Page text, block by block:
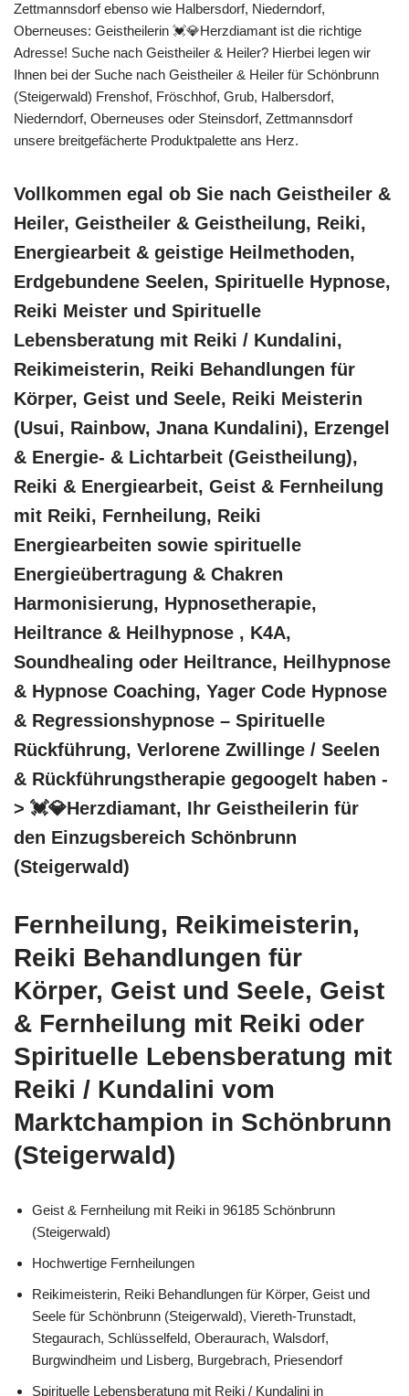
Zettmannsdorf ebenso wie Halbersdorf, Niederndorf,
Oberneuses: Geistheilerin 💓️💎Herzdiamant ist die richtige
Adresse! Suche nach Geistheiler & Heiler? Hierbei legen wir
Ihnen bei der Suche nach Geistheiler & Heiler für Schönbrunn
(Steigerwald) Frenshof, Fröschhof, Grub, Halbersdorf,
Niederndorf, Oberneuses oder Steinsdorf, Zettmannsdorf
unsere breitgefächerte Produktpalette ans Herz.
Vollkommen egal ob Sie nach Geistheiler &
Heiler, Geistheiler & Geistheilung, Reiki,
Energiearbeit & geistige Heilmethoden,
Erdgebundene Seelen, Spirituelle Hypnose,
Reiki Meister und Spirituelle
Lebensberatung mit Reiki / Kundalini,
Reikimeisterin, Reiki Behandlungen für
Körper, Geist und Seele, Reiki Meisterin
(Usui, Rainbow, Jnana Kundalini), Erzengel
& Energie- & Lichtarbeit (Geistheilung),
Reiki & Energiearbeit, Geist & Fernheilung
mit Reiki, Fernheilung, Reiki
Energiearbeiten sowie spirituelle
Energieübertragung & Chakren
Harmonisierung, Hypnosetherapie,
Heiltrance & Heilhypnose , K4A,
Soundhealing oder Heiltrance, Heilhypnose
& Hypnose Coaching, Yager Code Hypnose
& Regressionshypnose – Spirituelle
Rückführung, Verlorene Zwillinge / Seelen
& Rückführungstherapie gegoogelt haben -
> 💓️💎Herzdiamant, Ihr Geistheilerin für
den Einzugsbereich Schönbrunn
(Steigerwald)
Fernheilung, Reikimeisterin,
Reiki Behandlungen für
Körper, Geist und Seele, Geist
& Fernheilung mit Reiki oder
Spirituelle Lebensberatung mit
Reiki / Kundalini vom
Marktchampion in Schönbrunn
(Steigerwald)
Geist & Fernheilung mit Reiki in 96185 Schönbrunn
(Steigerwald)
Hochwertige Fernheilungen
Reikimeisterin, Reiki Behandlungen für Körper, Geist und
Seele für Schönbrunn (Steigerwald), Viereth-Trunstadt,
Stegaurach, Schlüsselfeld, Oberaurach, Walsdorf,
Burgwindheim und Lisberg, Burgebrach, Priesendorf
Spirituelle Lebensberatung mit Reiki / Kundalini in